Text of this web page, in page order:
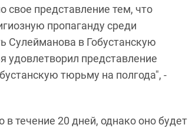
свое представление тем, что
пропаганду среди
Сулейманова в Гобустанскую
удовлетворил представление
тюрьму на полгода", -
течение 20 дней, однако оно будет